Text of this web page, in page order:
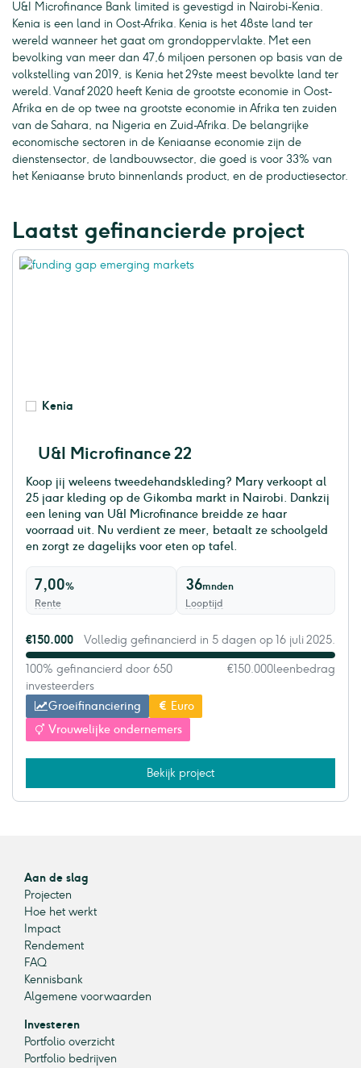
U&I Microfinance Bank limited is gevestigd in Nairobi-Kenia.
Kenia is een land in Oost-Afrika. Kenia is het 48ste land ter
wereld wanneer het gaat om grondoppervlakte. Met een
bevolking van meer dan 47,6 miljoen personen op basis van de
volkstelling van 2019, is Kenia het 29ste meest bevolkte land ter
wereld. Vanaf 2020 heeft Kenia de grootste economie in Oost-
Afrika en de op twee na grootste economie in Afrika ten zuiden
van de Sahara, na Nigeria en Zuid-Afrika. De belangrijke
economische sectoren in de Keniaanse economie zijn de
dienstensector, de landbouwsector, die goed is voor 33% van
het Keniaanse bruto binnenlands product, en de productiesector.
Laatst gefinancierde project
Kenia
U&I Microfinance 22
Koop jij weleens tweedehandskleding? Mary verkoopt al
25 jaar kleding op de Gikomba markt in Nairobi. Dankzij
een lening van U&I Microfinance breidde ze haar
voorraad uit. Nu verdient ze meer, betaalt ze schoolgeld
en zorgt ze dagelijks voor eten op tafel.
7,00%
Rente
36mnden
Looptijd
Groeifinanciering
Euro
Vrouwelijke ondernemers
€150.000 Volledig gefinancierd in 5 dagen op 16 juli 2025.
100% gefinancierd door 650
investeerders
€150.000leenbedrag
Bekijk project
Aan de slag
Projecten
Hoe het werkt
Impact
Rendement
FAQ
Kennisbank
Algemene voorwaarden
Investeren
Portfolio overzicht
Portfolio bedrijven